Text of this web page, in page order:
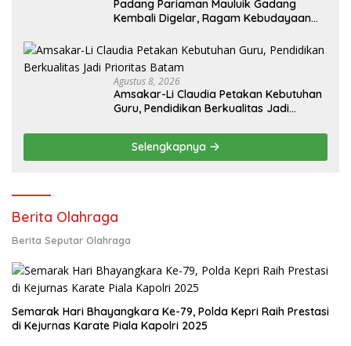
Padang Pariaman Mauluik Gadang
Kembali Digelar, Ragam Kebudayaan
Perayaan ‎
Agustus 8, 2026
Amsakar-Li Claudia Petakan Kebutuhan
Guru, Pendidikan Berkualitas Jadi
Selengkapnya
Berita Olahraga
Berita Seputar Olahraga
Semarak Hari Bhayangkara Ke-79, Polda Kepri Raih Prestasi
di Kejurnas Karate Piala Kapolri 2025